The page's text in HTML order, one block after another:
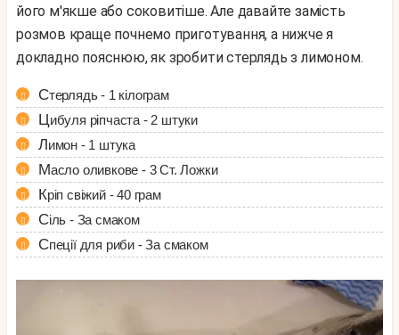
його м'якше або соковитіше. Але давайте замість
розмов краще почнемо приготування, а нижче я
докладно пояснюю, як зробити стерлядь з лимоном.
Стерлядь - 1 кілограм
Цибуля ріпчаста - 2 штуки
Лимон - 1 штука
Масло оливкове - 3 Ст. Ложки
Кріп свіжий - 40 грам
Сіль - За смаком
Спеції для риби - За смаком